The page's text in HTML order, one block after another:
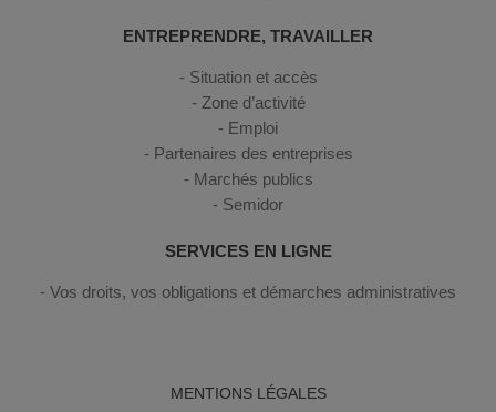
ENTREPRENDRE, TRAVAILLER
Situation et accès
Zone d’activité
Emploi
Partenaires des entreprises
Marchés publics
Semidor
SERVICES EN LIGNE
Vos droits, vos obligations et démarches administratives
MENTIONS LÉGALES